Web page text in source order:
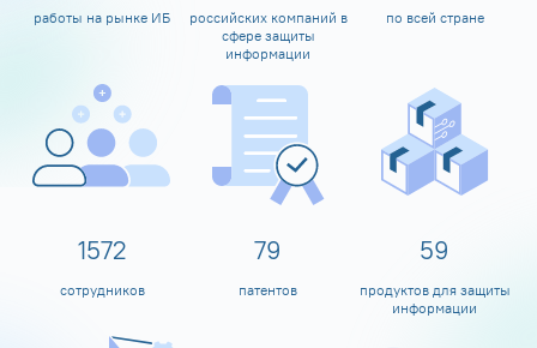
работы на рынке ИБ
российских компаний в
сфере защиты
информации
по всей стране
1600
сотрудников
80
патентов
60
продуктов для защиты
информации